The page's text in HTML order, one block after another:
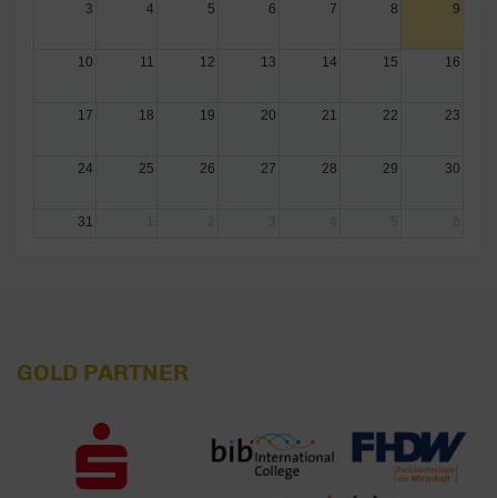
3 4 5 6 7 8 9
10 11 12 13 14 15 16
17 18 19 20 21 22 23
24 25 26 27 28 29 30
31
GOLD PARTNER